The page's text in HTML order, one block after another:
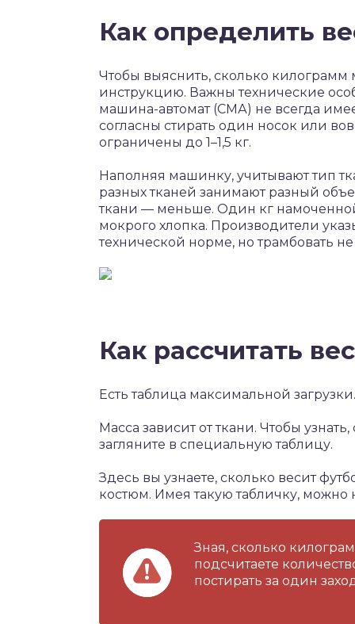
Как определить
Чтобы выяснить, сколько килограмм
инструкцию. Важны технические
машина-автомат (СМА) не всегда
согласны стирать один носок или
ограничены до 1–1,5 кг.
Наполняя машинку, учитывают тип
разных тканей занимают разный
ткани — меньше. Один кг
мокрого хлопка. Производители
технической норме, но трамбовать
Как рассчитать
Есть таблица максимальной
Масса зависит от ткани. Чтобы
загляните в специальную таблицу.
Здесь вы узнаете, сколько весит
костюм. Имея такую табличку, можно
Зная, сколько
подсчитаете
постирать за один